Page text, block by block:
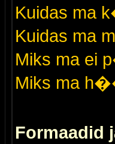
Kuidas ma
Kuidas ma
Miks ma ei
Miks ma